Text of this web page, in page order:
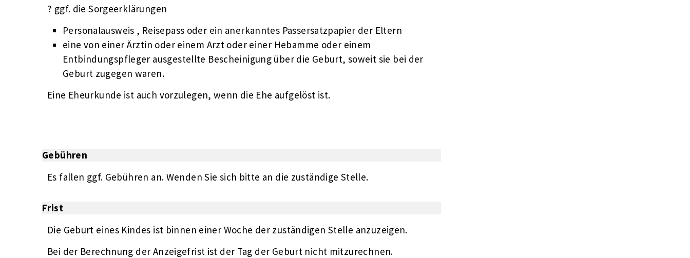
? ggf. die Sorgeerklärungen
Personalausweis , Reisepass oder ein anerkanntes Passersatzpapier der Eltern
eine von einer Ärztin oder einem Arzt oder einer Hebamme oder einem
Entbindungspfleger ausgestellte Bescheinigung über die Geburt, soweit sie bei der
Geburt zugegen waren.
Eine Eheurkunde ist auch vorzulegen, wenn die Ehe aufgelöst ist.
Gebühren
Es fallen ggf. Gebühren an. Wenden Sie sich bitte an die zuständige Stelle.
Frist
Die Geburt eines Kindes ist binnen einer Woche der zuständigen Stelle anzuzeigen.
Bei der Berechnung der Anzeigefrist ist der Tag der Geburt nicht mitzurechnen.